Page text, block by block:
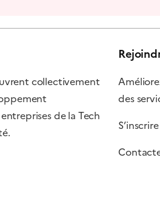
collectivement
de la Tech
des